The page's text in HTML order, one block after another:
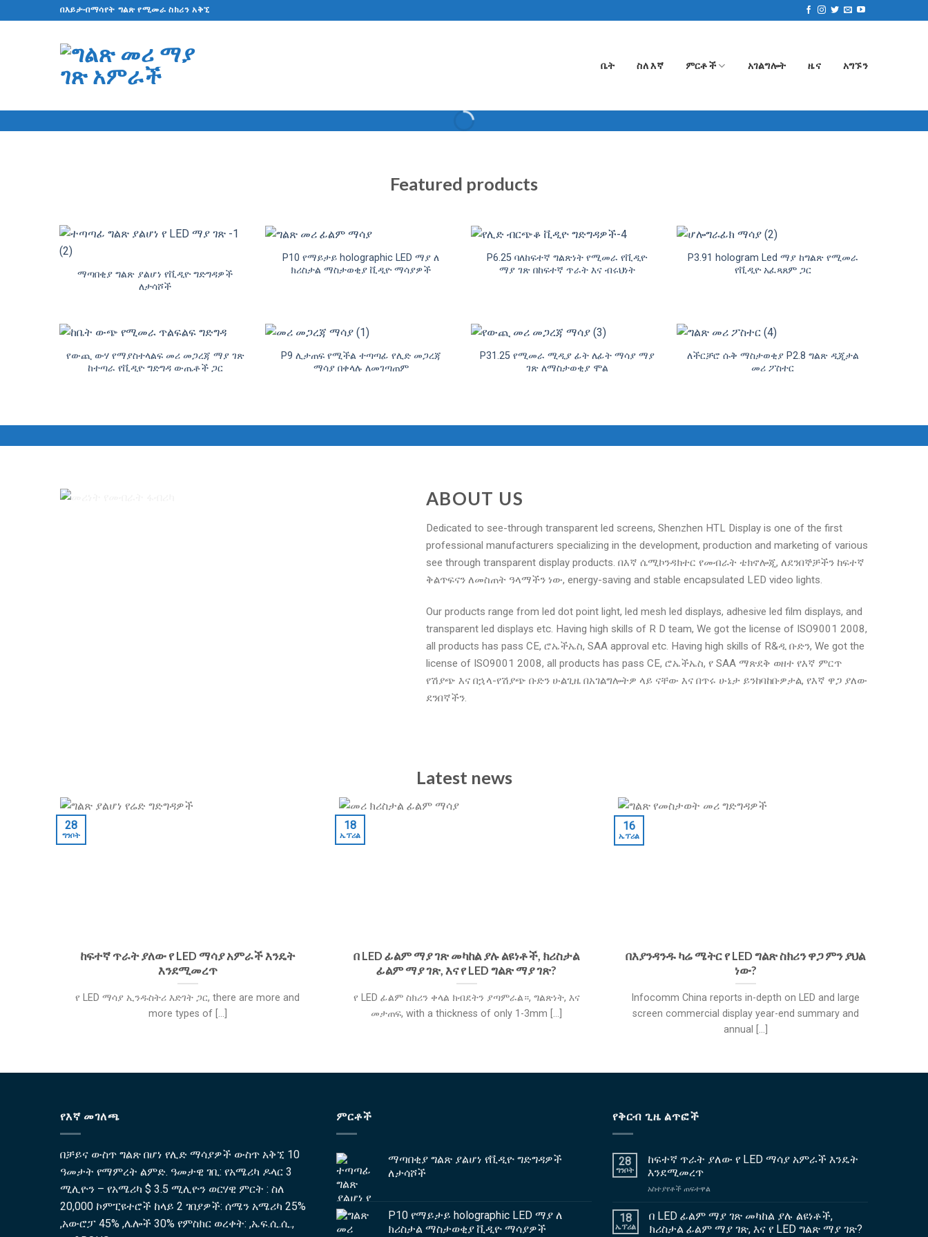
ይዘት
በእይታ-በማሳየት ግልጽ የሚመራ ስክሪን አቅኚ
ቤት ስለ እኛ ምርቶች አገልግሎት ዜና አግኙን
Featured products
ማጣበቂያ ግልጽ ያልሆነ የቪዲዮ ግድግዳዎች
ለታሳሾች
P10 የማይታይ holographic LED ማያ ለ
ክሪስታል ማስታወቂያ ቪዲዮ ማሳያዎች
P6.25 ባለከፍተኛ ግልጽነት የሚመራ የቪዲዮ
ማያ ገጽ በከፍተኛ ጥራት እና ብሩህነት
P3.91 hologram Led ማያ ከግልጽ የሚመራ
የቪዲዮ አፈጻጸም ጋር
የውጪ ውሃ የማያስተላልፍ መሪ መጋረጃ ማያ ገጽ
ከተጣራ የቪዲዮ ግድግዳ ውጤቶች ጋር
P9 ሊታጠፍ የሚችል ተጣጣፊ የሊድ መጋረጃ
ማሳያ በቀላሉ ለመገጣጠም
P31.25 የሚመራ ሚዲያ ፊት ለፊት ማሳያ ማያ
ገጽ ለማስታወቂያ ሞል
ለችርቻሮ ሱቅ ማስታወቂያ P2.8 ግልጽ ዲጂታል
መሪ ፖስተር
ABOUT US
Dedicated to see-through transparent led screens, Shenzhen HTL Display is one of the first
professional manufacturers specializing in the development, production and marketing of various
see through transparent display products. በእኛ ሴሚኮንዳክተር የመብራት ቴክኖሎጂ, ለደንበኞቻችን ከፍተኛ
ቅልጥፍናን ለመስጠት ዓላማችን ነው, energy-saving and stable encapsulated LED video lights.
Our products range from led dot point light, led mesh led displays, adhesive led film displays, and
transparent led displays etc. Having high skills of R D team, We got the license of ISO9001 2008,
all products has pass CE, ሮኤችኤስ, SAA approval etc. Having high skills of R&ዲ ቡድን, We got the
license of ISO9001 2008, all products has pass CE, ሮኤችኤስ, የ SAA ማጽደቅ ወዘተ የእኛ ምርጥ
የሽያጭ እና በኋላ-የሽያጭ ቡድን ሁልጊዜ በአገልግሎትዎ ላይ ናቸው እና በጥሩ ሁኔታ ይንከባከቡዎታል, የእኛ ዋጋ ያለው
ደንበኛችን.
Latest news
ከፍተኛ ጥራት ያለው የ LED ማሳያ አምራች እንዴት
እንደሚመረጥ
የ LED ማሳያ ኢንዱስትሪ እድገት ጋር,there are more and
more types of[...]
28
ግንቦት
በ LED ፊልም ማያ ገጽ መካከል ያሉ ልዩነቶች, ክሪስታል
ፊልም ማያ ገጽ, እና የ LED ግልጽ ማያ ገጽ?
የ LED ፊልም ስክሪን ቀላል ክብደትን ያጣምራል።, ግልጽነት, እና
መታጠፍ,with a thickness of only 1-3mm [...]
18
ኤፕሪል
በእያንዳንዱ ካሬ ሜትር የ LED ግልጽ ስክሪን ዋጋ ምን ያህል
ነው?
Infocomm China reports in-depth on LED and large
screen commercial display year-end summary and
annual
[...]
16
ኤፕሪል
የእኛ መገለጫ
በቻይና ውስጥ ግልጽ በሆነ የሊድ ማሳያዎች ውስጥ አቅኚ 10
ዓመታት የማምረት ልምድ. ዓመታዊ ገቢ: የአሜሪካ ዶላር 3
ሚሊዮን – የአሜሪካ $ 3.5 ሚሊዮን ወርሃዊ ምርት : ስለ
20,000 ኮምፒዩተሮች ከላይ 2 ገበያዎች: ሰሜን አሜሪካ 25%
,አውሮፓ 45% ,ሌሎች 30% የምስክር ወረቀት: ,ኤፍ.ሲ.ሲ.,
ምርቶች
ማጣበቂያ ግልጽ ያልሆነ የቪዲዮ ግድግዳዎች
ለታሳሾች
P10 የማይታይ holographic LED ማያ ለ
ክሪስታል ማስታወቂያ ቪዲዮ ማሳያዎች
የቅርብ ጊዜ ልጥፎች
28
ግንቦት
ከፍተኛ ጥራት ያለው የ LED ማሳያ አምራች እንዴት
እንደሚመረጥ
አስተያየቶች ጠፍተዋልላይ
ጥራት
ያለው
18
ኤፕሪል
በ LED ፊልም ማያ ገጽ መካከል ያሉ ልዩነቶች,
ክሪስታል ፊልም ማያ ገጽ, እና የ LED ግልጽ ማያ ገጽ?